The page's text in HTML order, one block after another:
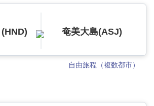
奄美大島(ASJ)
自由旅程（複数都市）